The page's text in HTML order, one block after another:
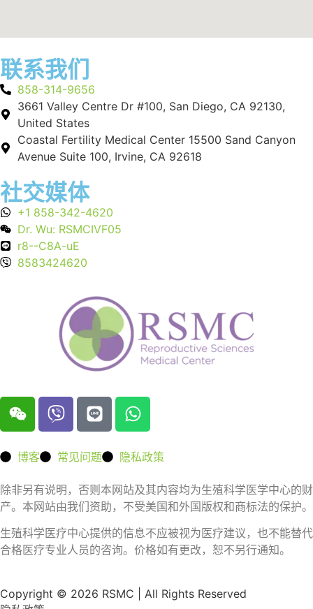
联系我们
858-314-9656
3661 Valley Centre Dr #100, San Diego, CA 92130,
United States
Coastal Fertility Medical Center 15500 Sand Canyon
Avenue Suite 100, Irvine, CA 92618
社交媒体
+1 858-342-4620
Dr. Wu: RSMCIVF05
r8--C8A-uE
8583424620
博客 常见问题 隐私政策
除非另有说明，否则本网站及其内容均为生殖科学医学中心的财
产。本网站由我们资助，不受美国和外国版权和商标法的保护。
生殖科学医疗中心提供的信息不应被视为医疗建议，也不能替代
合格医疗专业人员的咨询。价格如有更改，恕不另行通知。
Copyright © 2026 RSMC | All Rights Reserved